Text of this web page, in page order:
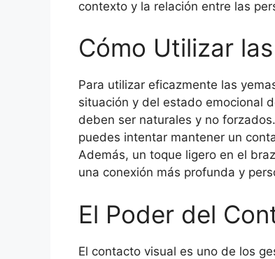
contexto y la relación entre las
Cómo Utilizar
Para utilizar eficazmente las
situación y del estado emocional
deben ser naturales y no
puedes intentar mantener un
Además, un toque ligero en el
una conexión más profunda y
El Poder del
El contacto visual es uno de los